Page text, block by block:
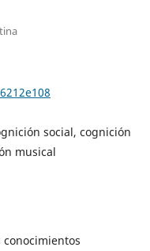
social, cognición
musical